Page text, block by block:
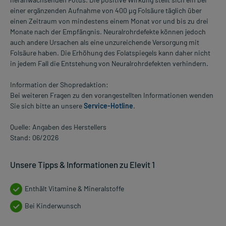
einer ergänzenden Aufnahme von 400 µg Folsäure täglich über
einen Zeitraum von mindestens einem Monat vor und bis zu drei
Monate nach der Empfängnis. Neuralrohrdefekte können jedoch
auch andere Ursachen als eine unzureichende Versorgung mit
Folsäure haben. Die Erhöhung des Folatspiegels kann daher nicht
in jedem Fall die Entstehung von Neuralrohrdefekten verhindern.
Information der Shopredaktion:
Bei weiteren Fragen zu den vorangestellten Informationen wenden
Sie sich bitte an unsereService-Hotline.
Quelle: Angaben des Herstellers
Stand: 06/2026
Unsere Tipps & Informationen zu Elevit 1
Enthält Vitamine & Mineralstoffe
Bei Kinderwunsch